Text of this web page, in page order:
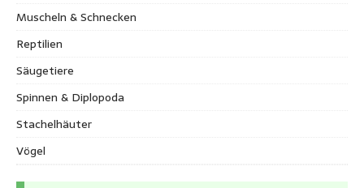
Muscheln & Schnecken
Reptilien
Säugetiere
Spinnen & Diplopoda
Stachelhäuter
Vögel